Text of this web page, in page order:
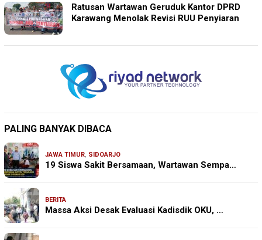
Ratusan Wartawan Geruduk Kantor DPRD
Karawang Menolak Revisi RUU Penyiaran
PALING BANYAK DIBACA
JAWA TIMUR, SIDOARJO
19 Siswa Sakit Bersamaan, Wartawan Sempa…
BERITA
Massa Aksi Desak Evaluasi Kadisdik OKU, …